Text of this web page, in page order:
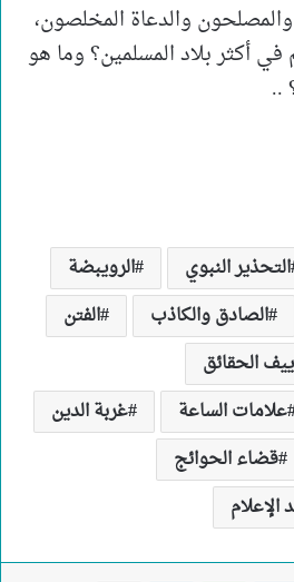
والمصلحون والدعاة المخلصون،
أكثر بلاد المسلمين؟ وما هو
..
التحذير النبوي
الرويبضة
الصادق والكاذب
الفتن
الحقائق
علامات الساعة
غربة الدين
قضاء الحوائج
الإعلام